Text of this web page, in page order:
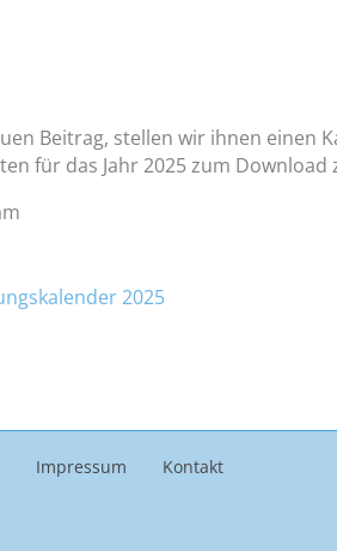
Beitrag, stellen wir ihnen einen
für das Jahr 2025 zum Download
2025
Impressum
Kontakt